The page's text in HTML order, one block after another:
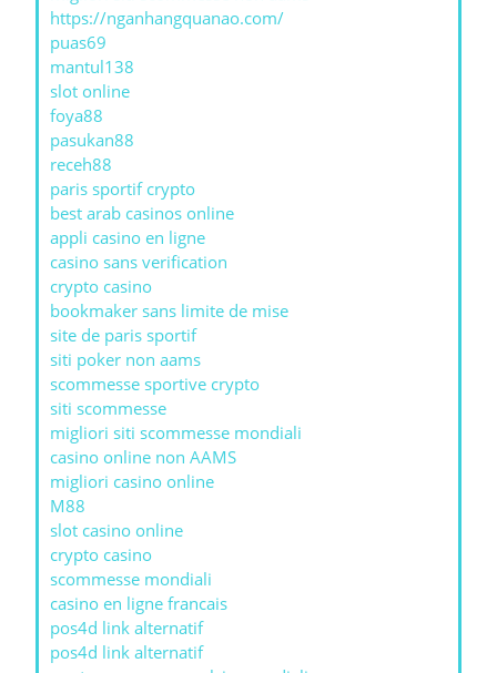
https://nganhangquanao.com/
puas69
mantul138
slot online
foya88
pasukan88
receh88
paris sportif crypto
best arab casinos online
appli casino en ligne
casino sans verification
crypto casino
bookmaker sans limite de mise
site de paris sportif
siti poker non aams
scommesse sportive crypto
siti scommesse
migliori siti scommesse mondiali
casino online non AAMS
migliori casino online
M88
slot casino online
crypto casino
scommesse mondiali
casino en ligne francais
pos4d link alternatif
pos4d link alternatif